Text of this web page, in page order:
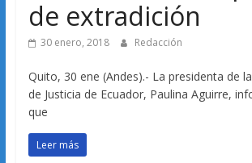
de extradición
30 enero, 2018 Redacción
Quito, 30 ene (Andes).- La presidenta de
de Justicia de Ecuador, Paulina Aguirre,
que
Leer más